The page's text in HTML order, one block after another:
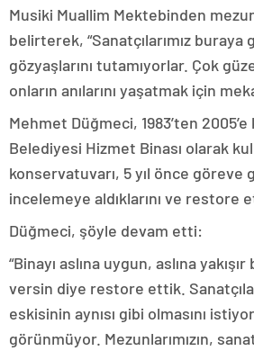
Musiki Muallim Mektebinden
belirterek, “Sanatçılarımız buraya
gözyaşlarını tutamıyorlar. Çok
onların anılarını yaşatmak için
Mehmet Düğmeci, 1983’ten
Belediyesi Hizmet Binası olarak
konservatuvarı, 5 yıl önce göreve
incelemeye aldıklarını ve restore
Düğmeci, şöyle devam etti:
“Binayı aslına uygun, aslına
versin diye restore ettik.
eskisinin aynısı gibi olmasını
görünmüyor. Mezunlarımızın,